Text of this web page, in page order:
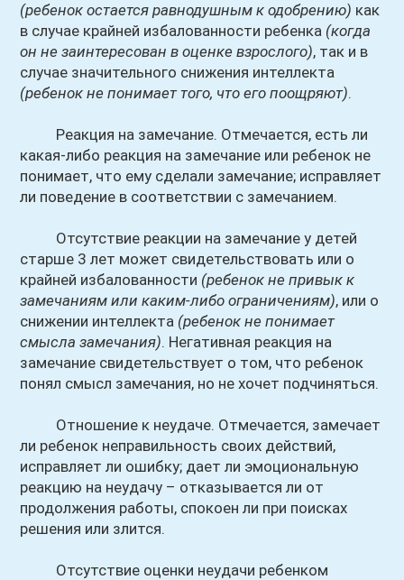
(ребенок остается равнодушным к одобрению) как
в случае крайней избалованности ребенка (когда
он не заинтересован в оценке взрослого), так и в
случае значительного снижения интеллекта
(ребенок не понимает того, что его поощряют).
Реакция на замечание. Отмечается, есть ли
какая-либо реакция на замечание или ребенок не
понимает, что ему сделали замечание; исправляет
ли поведение в соответствии с замечанием.
Отсутствие реакции на замечание у детей
старше 3 лет может свидетельствовать или о
крайней избалованности (ребенок не привык к
замечаниям или каким-либо ограничениям), или о
снижении интеллекта (ребенок не понимает
смысла замечания). Негативная реакция на
замечание свидетельствует о том, что ребенок
понял смысл замечания, но не хочет подчиняться.
Отношение к неудаче. Отмечается, замечает
ли ребенок неправильность своих действий,
исправляет ли ошибку; дает ли эмоциональную
реакцию на неудачу – отказывается ли от
продолжения работы, спокоен ли при поисках
решения или злится.
Отсутствие оценки неудачи ребенком